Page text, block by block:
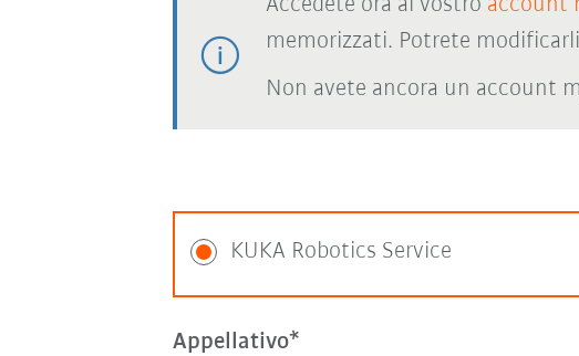
memorizzati. Potrete
Non avete ancora un account
KUKA Robotics Service
Appellativo